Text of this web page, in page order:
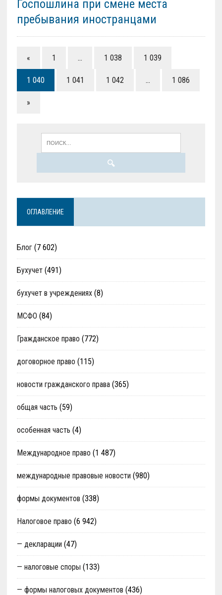
Госпошлина при смене места
пребывания иностранцами
« 1 … 1 038 1 039
1 040 1 041 1 042 … 1 086
»
ОГЛАВЛЕНИЕ
Блог(7 602)
Бухучет(491)
бухучет в учреждениях(8)
МСФО (84)
Гражданское право (772)
договорное право (115)
новости гражданского права(365)
общая часть (59)
особенная часть (4)
Международное право (1 487)
международные правовые новости (980)
формы документов (338)
Налоговое право (6 942)
— декларации (47)
— налоговые споры (133)
— формы налоговых документов (436)